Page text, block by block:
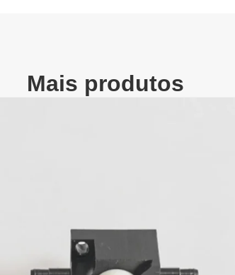
Mais produtos